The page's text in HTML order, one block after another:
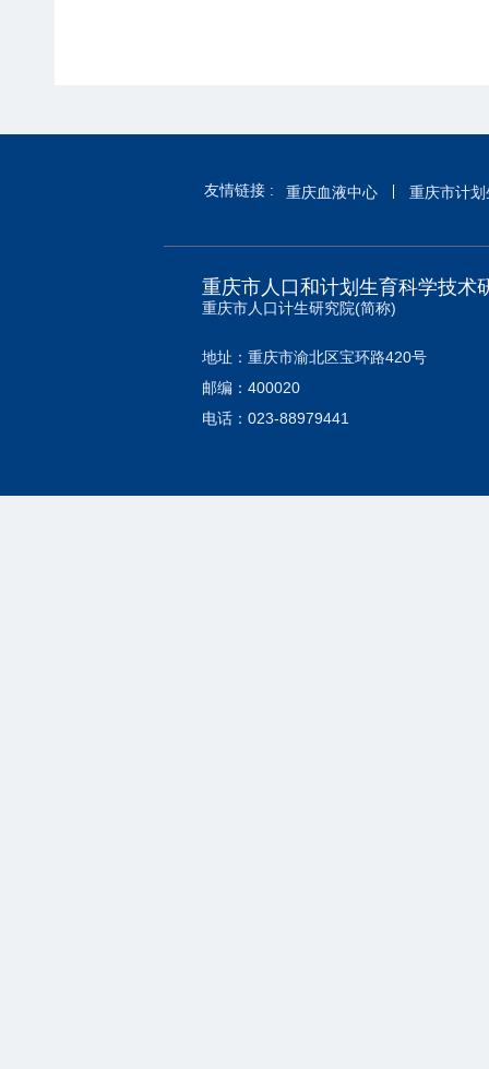
友情链接 : 重庆血液中心 重庆市计
重庆市人口和计划生育科学技术
重庆市人口计生研究院(简称)
地址：重庆市渝北区宝环路420号
邮编：400020
电话：023-88979441